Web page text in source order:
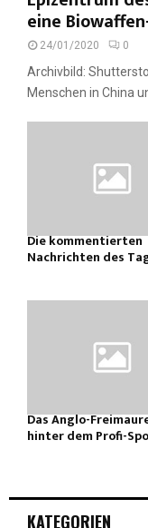
eine
24/01/2020 0
Archivbild:
Menschen in China
Die kommentierten
Nachrichten des
Das Anglo-
hinter dem Profi-
KATEGORIEN